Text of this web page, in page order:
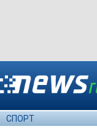
СПОРТ